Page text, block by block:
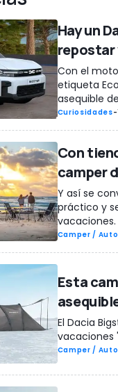
Hay un
repostar
Con el
etiqueta
asequible
Curiosidades-
Con
camper
Y así se
práctico y
vacaciones.
Camper /
Esta
El Dacia
vacaciones
Camper /